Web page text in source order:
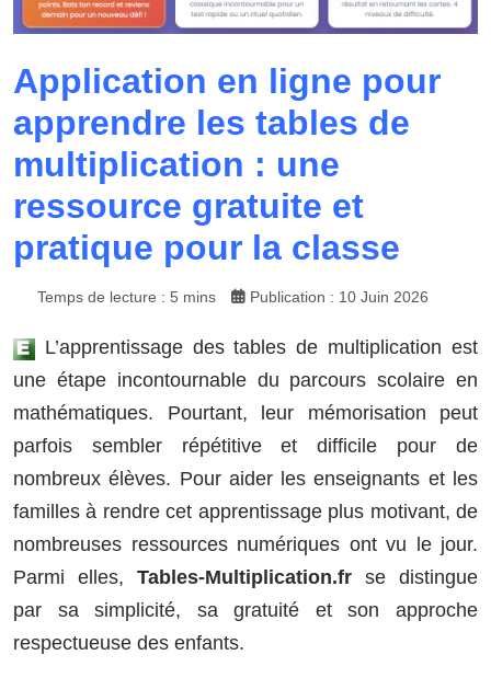
Application en ligne pour
apprendre les tables de
multiplication : une
ressource gratuite et
pratique pour la classe
Temps de lecture : 5 mins Publication : 10 Juin 2026
L’apprentissage des tables de multiplication est
une étape incontournable du parcours scolaire en
mathématiques. Pourtant, leur mémorisation peut
parfois sembler répétitive et difficile pour de
nombreux élèves. Pour aider les enseignants et les
familles à rendre cet apprentissage plus motivant, de
nombreuses ressources numériques ont vu le jour.
Parmi elles, Tables-Multiplication.fr se distingue
par sa simplicité, sa gratuité et son approche
respectueuse des enfants.